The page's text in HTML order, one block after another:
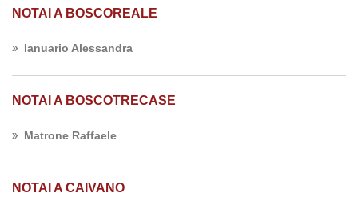
NOTAI A BOSCOREALE
Ianuario Alessandra
NOTAI A BOSCOTRECASE
Matrone Raffaele
NOTAI A CAIVANO